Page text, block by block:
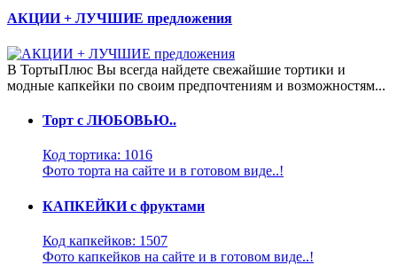
АКЦИИ + ЛУЧШИЕ предложения
В ТортыПлюс Вы всегда найдете свежайшие тортики и
модные капкейки по своим предпочтениям и возможностям...
Торт с ЛЮБОВЬЮ..
Код тортика: 1016
Фото торта на сайте и в готовом виде..!
КАПКЕЙКИ с фруктами
Код капкейков: 1507
Фото капкейков на сайте и в готовом виде..!